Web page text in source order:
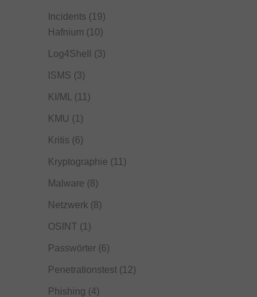
Incidents (19)
Hafnium (10)
Log4Shell (3)
ISMS (3)
KI/ML (11)
KMU (1)
Kritis (6)
Kryptographie (11)
Malware (8)
Netzwerk (8)
OSINT (1)
Passwörter(6)
Penetrationstest(12)
Phishing (4)